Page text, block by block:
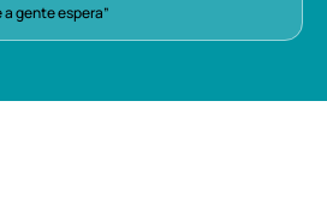
a gente espera”